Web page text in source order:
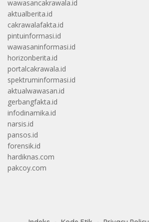
wawasancakrawala.id
aktualberita.id
cakrawalafakta.id
pintuinformasi.id
wawasaninformasi.id
horizonberita.id
portalcakrawala.id
spektruminformasi.id
aktualwawasan.id
gerbangfakta.id
infodinamika.id
narsis.id
pansos.id
forensik.id
hardiknas.com
pakcoy.com